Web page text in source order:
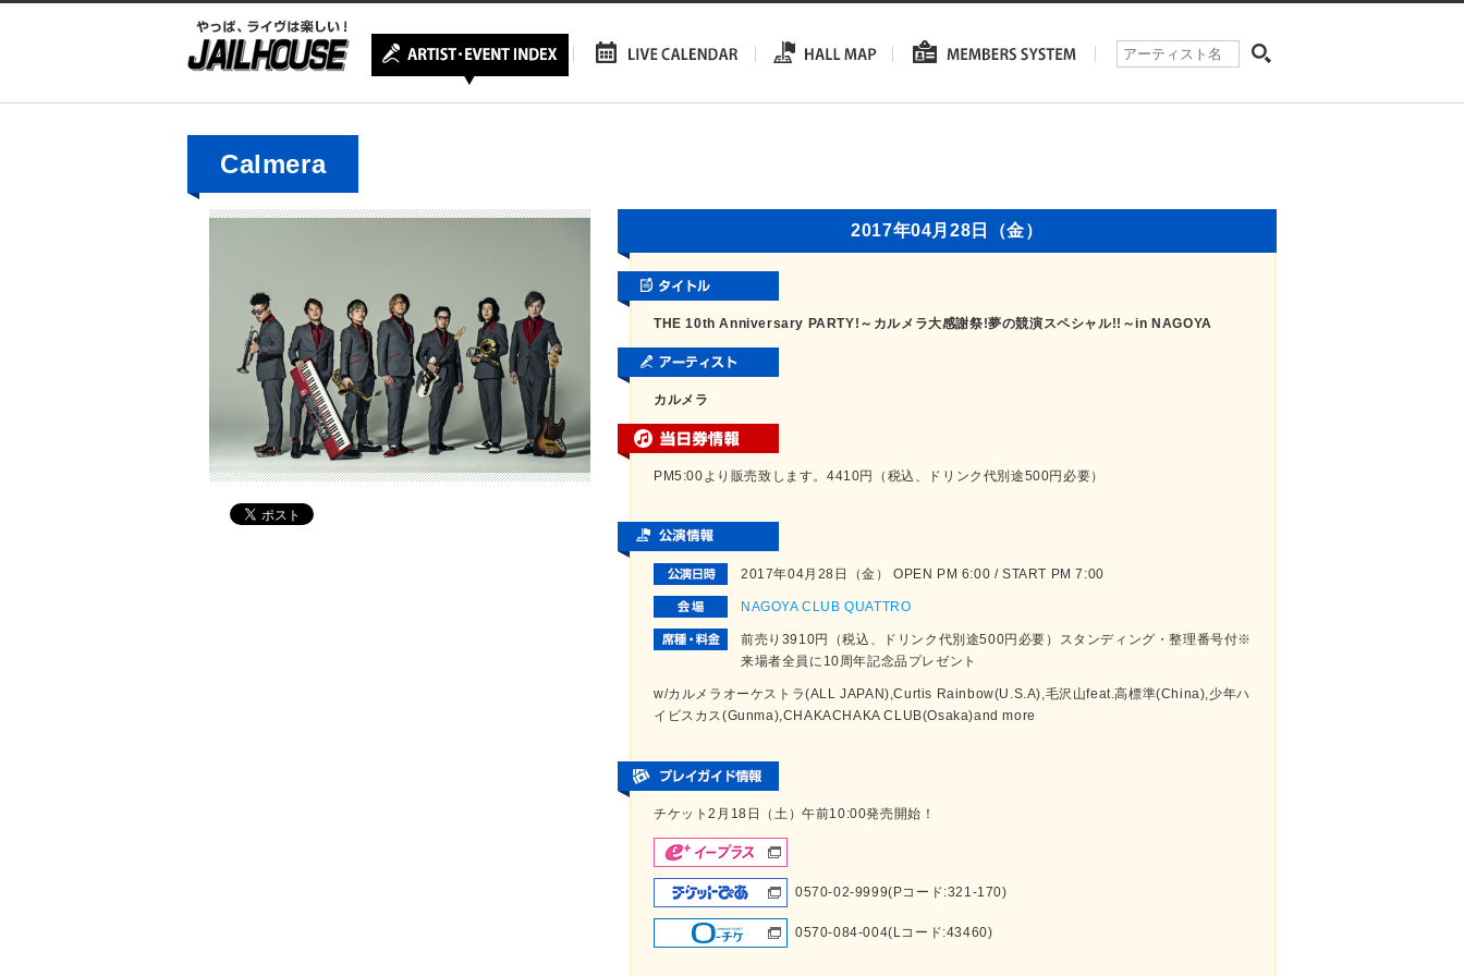
Calmera
2017年04月28日（金）
THE 10th Anniversary PARTY!～カルメラ大感謝祭!夢の競演スペシャル!!～in NAGOYA
カルメラ
PM5:00より販売致します。4410円（税込、ドリンク代別途500円必要）
2017年04月28日（金） OPEN PM 6:00 / START PM 7:00
NAGOYA CLUB QUATTRO
前売り3910円（税込、ドリンク代別途500円必要）スタンディング・整理番号付※
来場者全員に10周年記念品プレゼント
w/カルメラオーケストラ(ALL JAPAN),Curtis Rainbow(U.S.A),毛沢山feat.高標準(China),少年ハ
イビスカス(Gunma),CHAKACHAKA CLUB(Osaka)and more
チケット2月18日（土）午前10:00発売開始！
0570-02-9999(Pコード:321-170)
0570-084-004(Lコード:43460)